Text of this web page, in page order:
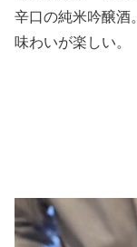
辛口の純米吟醸酒
味わいが楽しい。